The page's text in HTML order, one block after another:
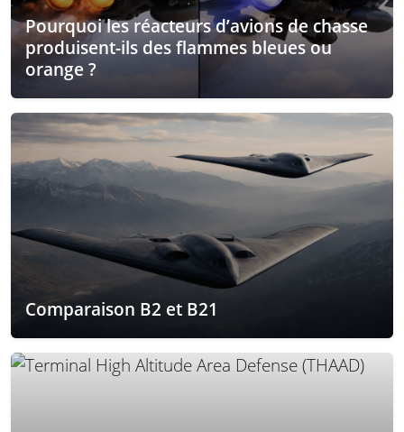
Pourquoi les réacteurs d’avions de chasse
produisent-ils des flammes bleues ou
orange ?
Comparaison B2 et B21